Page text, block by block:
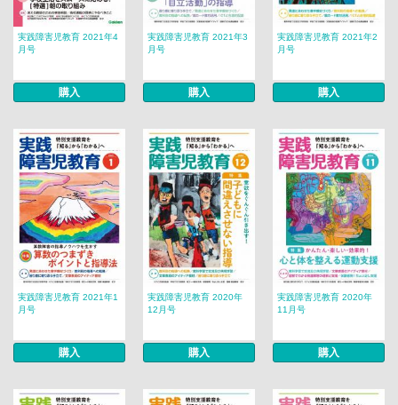
実践障害児教育 2021年4
月号
購入
実践障害児教育 2021年3
月号
購入
実践障害児教育 2021年2
月号
購入
実践障害児教育 2021年1
月号
購入
実践障害児教育 2020年
12月号
購入
実践障害児教育 2020年
11月号
購入